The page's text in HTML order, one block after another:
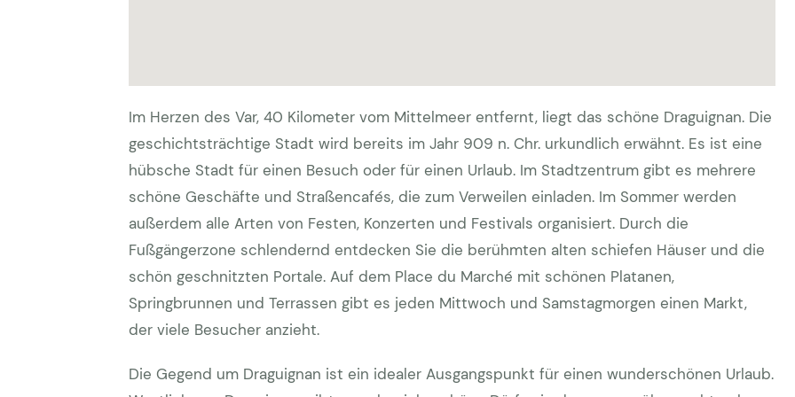
Im Herzen des Var, 40 Kilometer vom Mittelmeer entfernt, liegt das schöne Draguignan. Die
geschichtsträchtige Stadt wird bereits im Jahr 909 n. Chr. urkundlich erwähnt. Es ist eine
hübsche Stadt für einen Besuch oder für einen Urlaub. Im Stadtzentrum gibt es mehrere
schöne Geschäfte und Straßencafés, die zum Verweilen einladen. Im Sommer werden
außerdem alle Arten von Festen, Konzerten und Festivals organisiert. Durch die
Fußgängerzone schlendernd entdecken Sie die berühmten alten schiefen Häuser und die
schön geschnitzten Portale. Auf dem Place du Marché mit schönen Platanen,
Springbrunnen und Terrassen gibt es jeden Mittwoch und Samstagmorgen einen Markt,
der viele Besucher anzieht.
Die Gegend um Draguignan ist ein idealer Ausgangspunkt für einen wunderschönen Urlaub.